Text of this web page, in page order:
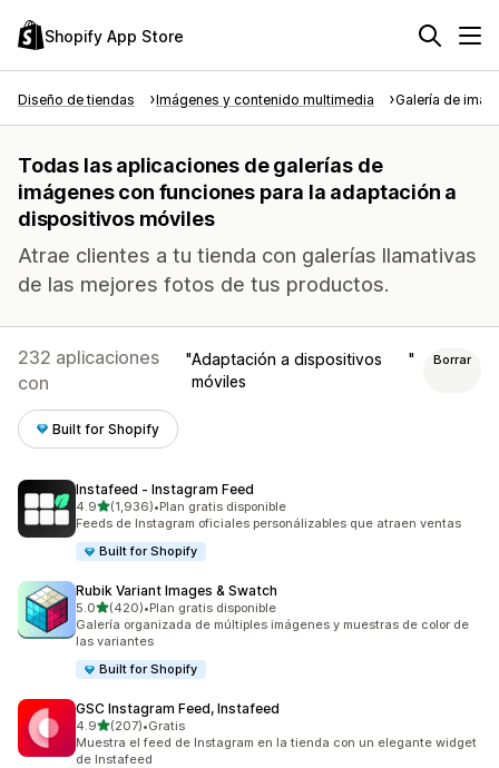
Shopify App Store
Diseño de tiendas Imágenes y contenido multimedia Galería de
Todas las aplicaciones de galerías de
imágenes con funciones para la adaptación a
dispositivos móviles
Atrae clientes a tu tienda con galerías llamativas
de las mejores fotos de tus productos.
232 aplicaciones
con
Adaptación a dispositivos
móviles
Borrar
Built for Shopify
Instafeed ‑ Instagram Feed
4.9de 5 estrellas
(1,936)
1936 reseñas en total
•Plan gratis disponible
Feeds de Instagram oficiales personálizables que atraen ventas
Built for Shopify
Rubik Variant Images & Swatch
5.0de 5 estrellas
(420)
420 reseñas en total
•Plan gratis disponible
Galería organizada de múltiples imágenes y muestras de color de
las variantes
Built for Shopify
GSC Instagram Feed, Instafeed
4.9de 5 estrellas
(207)
207 reseñas en total
•Gratis
Muestra el feed de Instagram en la tienda con un elegante widget
de Instafeed